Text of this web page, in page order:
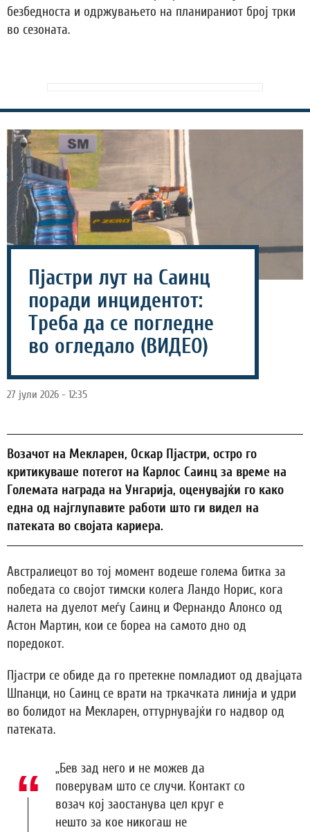
безбедноста и одржувањето на планираниот број трки
во сезоната.
Пјастри лут на Саинц
поради инцидентот:
Треба да се погледне
во огледало (ВИДЕО)
27 јули 2026 - 12:35
Возачот на Мекларен, Оскар Пјастри, остро го
критикуваше потегот на Карлос Саинц за време на
Големата награда на Унгарија, оценувајќи го како
една од најглупавите работи што ги видел на
патеката во својата кариера.
Австралиецот во тој момент водеше голема битка за
победата со својот тимски колега Ландо Норис, кога
налета на дуелот меѓу Саинц и Фернандо Алонсо од
Астон Мартин, кои се бореа на самото дно од
поредокот.
Пјастри се обиде да го претекне помладиот од двајцата
Шпанци, но Саинц се врати на тркачката линија и удри
во болидот на Мекларен, оттурнувајќи го надвор од
патеката.
„Бев зад него и не можев да
поверувам што се случи. Контакт со
возач кој заостанува цел круг е
нешто за кое никогаш не